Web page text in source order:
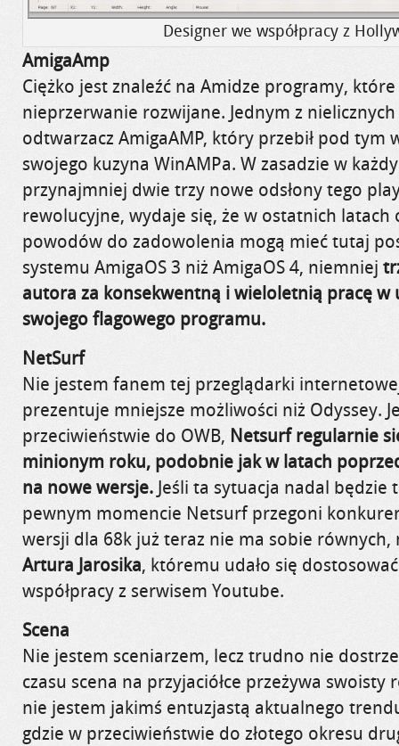
Designer we współpracy z
AmigaAmp
Ciężko jest znaleźć na Amidze programy,
nieprzerwanie rozwijane. Jednym z
odtwarzacz AmigaAMP, który przebił pod tym
swojego kuzyna WinAMPa. W zasadzie w
przynajmniej dwie trzy nowe odsłony tego
rewolucyjne, wydaje się, że w ostatnich latach
powodów do zadowolenia mogą mieć tutaj
systemu AmigaOS 3 niż AmigaOS 4, niemniej
autora za konsekwentną i wieloletnią pracę w
swojego flagowego programu.
NetSurf
Nie jestem fanem tej przeglądarki
prezentuje mniejsze możliwości niż Odyssey.
przeciwieństwie do OWB, Netsurf regularnie
minionym roku, podobnie jak w latach
na nowe wersje. Jeśli ta sytuacja nadal będzie
pewnym momencie Netsurf przegoni
wersji dla 68k już teraz nie ma sobie równych,
Artura Jarosika, któremu udało się
współpracy z serwisem Youtube.
Scena
Nie jestem sceniarzem, lecz trudno nie
czasu scena na przyjaciółce przeżywa swoisty
nie jestem jakimś entuzjastą aktualnego
gdzie w przeciwieństwie do złotego okresu